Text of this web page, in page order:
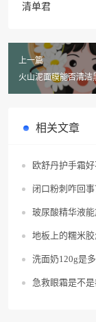
清单君
上一篇
火山泥面膜能否清洁
孔、控油不紧绷？
相关文章
欧舒丹护手霜好
闭口粉刺咋回事
玻尿酸精华液能
地板上的糯米胶
洗面奶120g是
急救眼霜是不